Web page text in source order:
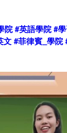
院 #英語學院 #
文 #菲律賓_學院